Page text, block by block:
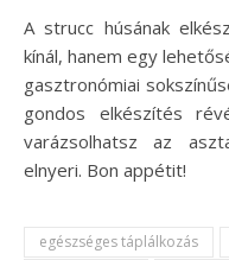
A strucc húsának
kínál, hanem egy
gasztronómiai
gondos elkészítés
varázsolhatsz az
elnyeri. Bon appétit!
egészséges táplálkozás